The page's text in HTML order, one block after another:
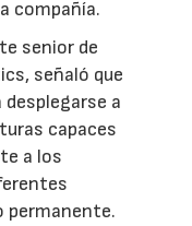
compañía.
senior de
señaló que
desplegarse a
capaces
a los
permanente.